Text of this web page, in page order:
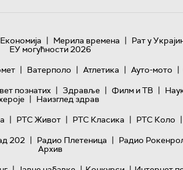
Економија | Мерила времена | Рат у
ЕУ могућности 2026
| Ватерполо | Атлетика | Ауто-мото |
познатих | Здравље | Филм и ТВ |
| Наизглед здрав
| РТС Живот | РТС Класика | РТС Коло |
202 | Радио Плетеница | Радио
Архив